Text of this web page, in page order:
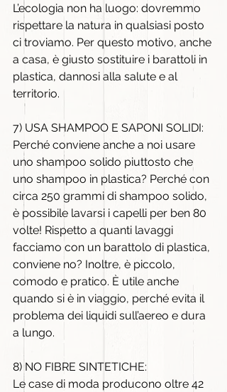
L’ecologia non ha luogo: dovremmo
rispettare la natura in qualsiasi posto
ci troviamo. Per questo motivo, anche
a casa, è giusto sostituire i barattoli in
plastica, dannosi alla salute e al
territorio.
7) USA SHAMPOO E SAPONI SOLIDI:
Perché conviene anche a noi usare
uno shampoo solido piuttosto che
uno shampoo in plastica? Perché con
circa 250 grammi di shampoo solido,
è possibile lavarsi i capelli per ben 80
volte! Rispetto a quanti lavaggi
facciamo con un barattolo di plastica,
conviene no? Inoltre, è piccolo,
comodo e pratico. È utile anche
quando si è in viaggio, perché evita il
problema dei liquidi sull’aereo e dura
a lungo.
8) NO FIBRE SINTETICHE:
Le case di moda producono oltre 42